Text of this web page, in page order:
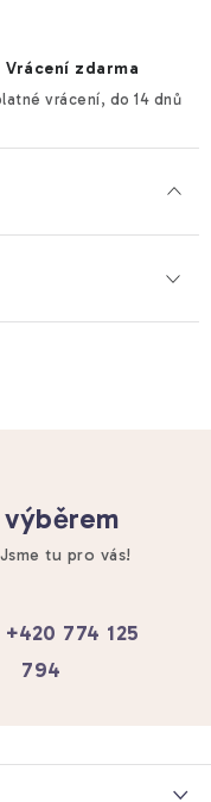
Vrácení zdarma
vrácení, do 14 dnů
výběrem
tu pro vás!
+420 774 125
794